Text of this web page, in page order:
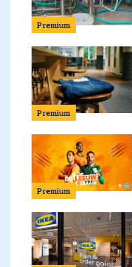
Premium
Premium
Premium